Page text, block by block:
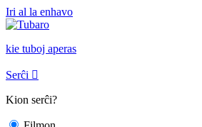
Iri al la enhavo
kie tuboj aperas
Serĉi 
Kion serĉi?